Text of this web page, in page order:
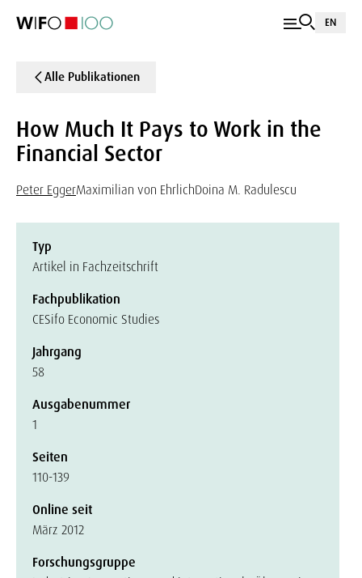
EN
Alle Publikationen
How Much It Pays to Work in the
Financial Sector
Peter EggerMaximilian von EhrlichDoina M. Radulescu
Typ
Artikel in Fachzeitschrift
Fachpublikation
CESifo Economic Studies
Jahrgang
58
Ausgabenummer
1
Seiten
110-139
Online seit
März 2012
Forschungsgruppe